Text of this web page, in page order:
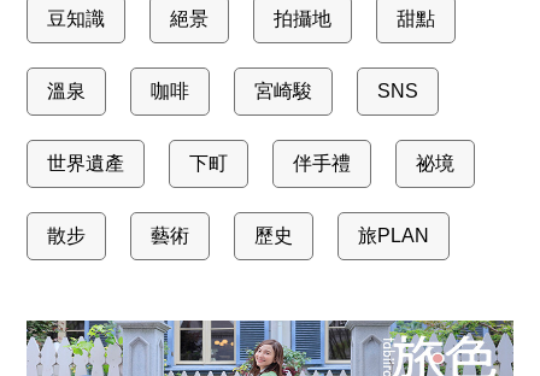
豆知識 絕景 拍攝地 甜點
溫泉 咖啡 宮崎駿 SNS
世界遺產 下町 伴手禮 祕境
散步 藝術 歷史 旅PLAN